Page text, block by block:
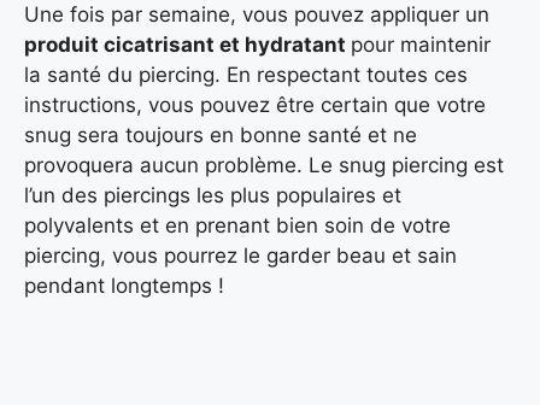
Une fois par semaine, vous pouvez appliquer un
produit cicatrisant et hydratant pour maintenir
la santé du piercing. En respectant toutes ces
instructions, vous pouvez être certain que votre
snug sera toujours en bonne santé et ne
provoquera aucun problème. Le snug piercing est
l’un des piercings les plus populaires et
polyvalents et en prenant bien soin de votre
piercing, vous pourrez le garder beau et sain
pendant longtemps !